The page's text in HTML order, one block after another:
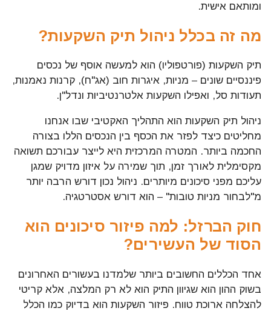
ומותאם אישית.
מה זה בכלל ניהול תיק השקעות?
תיק השקעות (פורטפוליו) הוא למעשה אוסף של נכסים
פיננסיים שונים – מניות, איגרות חוב (אג"ח), קרנות נאמנות,
תעודות סל, ואפילו השקעות אלטרנטיביות ונדל"ן.
ניהול תיק השקעות הוא התהליך האקטיבי שבו אנחנו
מחליטים כיצד לפזר את הכסף בין הנכסים הללו בצורה
החכמה ביותר. המטרה המרכזית היא לייצר עבורכם תשואה
מקסימלית לאורך זמן, תוך שמירה על איזון מדויק שמגן
עליכם מפני סיכונים מיותרים. ניהול נכון דורש הרבה יותר
מ"לבחור מניות טובות" – הוא דורש אסטרטגיה.
חוק הברזל: למה פיזור סיכונים הוא
הסוד של העשירים?
אחד הכללים החשובים ביותר שלמדנו בעשורים האחרונים
בשוק ההון הוא שגיוון התיק הוא לא רק המלצה, אלא קריטי
להצלחה ארוכת טווח. פיזור השקעות הוא בדיוק כמו הכלל